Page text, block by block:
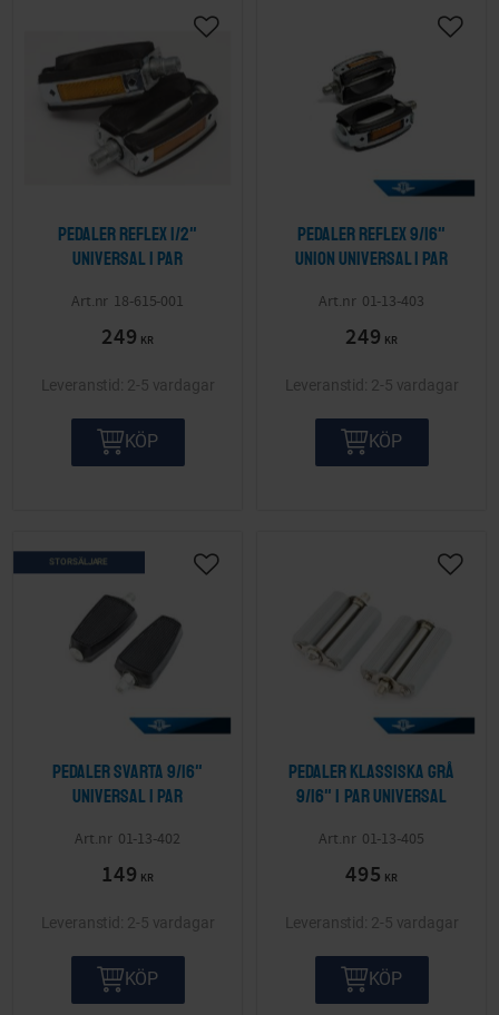
Pedaler Reflex 1/2"
Universal 1 par
18-615-001
249 KR
Lägg till i önskelista
2-5 vardagar
KÖP
Pedaler Reflex 9/16"
Union Universal 1 par
01-13-403
249 KR
Lägg
2-5 vardagar
KÖP
Pedaler Svarta 9/16"
Universal 1 par
01-13-402
149 KR
STORSÄLJARE
Lägg till i önskelista
2-5 vardagar
KÖP
Pedaler klassiska grå
9/16" 1 par Universal
01-13-405
495 KR
Lägg
2-5 vardagar
KÖP